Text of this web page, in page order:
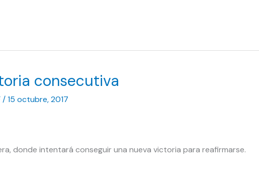
consecutiva
/15 octubre, 2017
donde intentará conseguir una nueva victoria para reafirmarse.